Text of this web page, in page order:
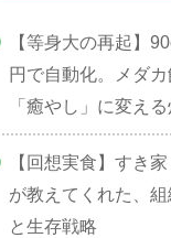
【等身大の再起】
円で自動化。メダ
「癒やし」に変え
【回想実食】すき
が教えてくれた、
と生存戦略